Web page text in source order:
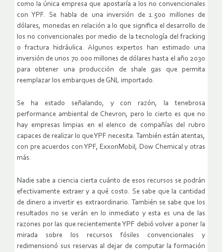
como la única empresa que apostaría a los no convencionales
con YPF. Se habla de una inversión de 1.500 millones de
dólares, monedas en relación a lo que significa el desarrollo de
los no convencionales por medio de la tecnología del fracking
o fractura hidráulica. Algunos expertos han estimado una
inversión de unos 70.000 millones de dólares hasta el año 2030
para obtener una producción de shale gas que permita
reemplazar los embarques de GNL importado.
Se ha estado señalando, y con razón, la tenebrosa
performance ambiental de Chevron, pero lo cierto es que no
hay empresas limpias en el elenco de compañías del rubro
capaces de realizar lo que YPF necesita. También están atentas,
con pre acuerdos con YPF, ExxonMobil, Dow Chemical y otras
más.
Nadie sabe a ciencia cierta cuánto de esos recursos se podrán
efectivamente extraer y a qué costo. Se sabe que la cantidad
de dinero a invertir es extraordinario. También se sabe que los
resultados no se verán en lo inmediato y esta es una de las
razones por las que recientemente YPF debió volver a poner la
mirada sobre los recursos fósiles convencionales y
redimensionó sus reservas al dejar de computar la formación